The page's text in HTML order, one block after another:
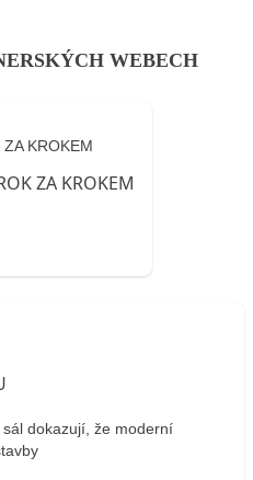
WEBECH
KROKEM
dokazují, že moderní